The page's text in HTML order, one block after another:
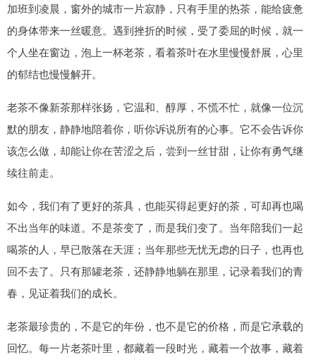
加班到凌晨，窗外的城市一片寂静，只有手里的热茶，能给疲惫
的身体带来一丝暖意。遇到挫折的时候，受了委屈的时候，就一
个人坐在窗边，泡上一杯老茶，看着茶叶在水里慢慢舒展，心里
的郁结也慢慢解开。
老茶不像新茶那样张扬，它温和、醇厚，不慌不忙，就像一位沉
默的朋友，静静地陪着你，听你诉说所有的心事。它不会告诉你
该怎么做，却能让你在苦涩之后，尝到一丝甘甜，让你有勇气继
续往前走。
如今，我们有了更好的茶具，也能买得起更好的茶，可却再也喝
不出当年的味道。不是茶变了，而是我们变了。当年陪我们一起
喝茶的人，早已散落在天涯；当年那些无忧无虑的日子，也再也
回不去了。只有那罐老茶，还静静地躺在那里，记录着我们的青
春，见证着我们的成长。
老茶最珍贵的，不是它的年份，也不是它的价格，而是它承载的
回忆。每一片老茶叶里，都藏着一段时光，藏着一个故事，藏着